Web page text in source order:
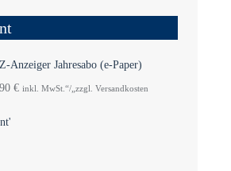
Anzeiger Jahresabo (e-Paper)
€ inkl. MwSt.“/„zzgl. Versandkosten